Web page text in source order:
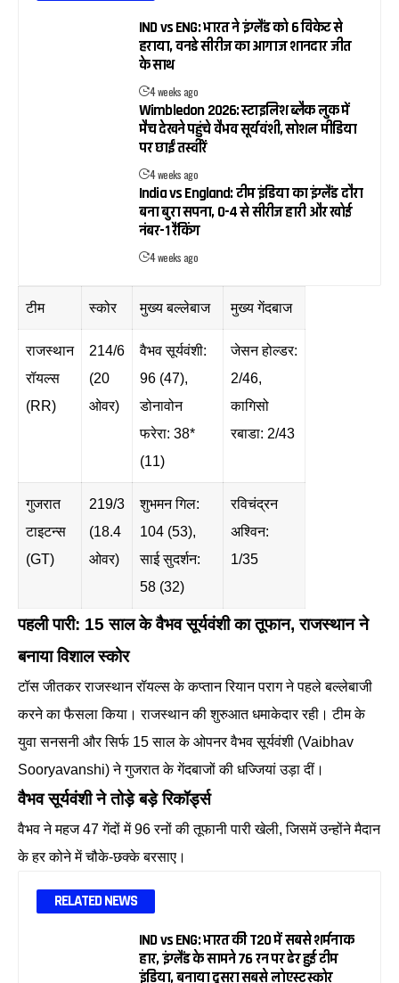
IND vs ENG: भारत ने इंग्लैंड को 6 विकेट से
हराया, वनडे सीरीज का आगाज शानदार जीत
के साथ
4 weeks ago
Wimbledon 2026: स्टाइलिश ब्लैक लुक में
मैच देखने पहुंचे वैभव सूर्यवंशी, सोशल मीडिया
पर छाईं तस्वीरें
4 weeks ago
India vs England: टीम इंडिया का इंग्लैंड दौरा
बना बुरा सपना, 0-4 से सीरीज हारी और खोई
नंबर-1 रैंकिंग
4 weeks ago
टीम स्कोर मुख्य बल्लेबाज मुख्य गेंदबाज
राजस्थान
रॉयल्स
(RR)
214/6
(20
ओवर)
वैभव सूर्यवंशी:
96 (47),
डोनावोन
फरेरा: 38*
(11)
जेसन होल्डर:
2/46,
कागिसो
रबाडा: 2/43
गुजरात
टाइटन्स
(GT)
219/3
(18.4
ओवर)
शुभमन गिल:
104 (53),
साई सुदर्शन:
58 (32)
रविचंद्रन
अश्विन:
1/35
पहली पारी: 15 साल के वैभव सूर्यवंशी का तूफान, राजस्थान ने
बनाया विशाल स्कोर
टॉस जीतकर राजस्थान रॉयल्स के कप्तान रियान पराग ने पहले बल्लेबाजी
करने का फैसला किया। राजस्थान की शुरुआत धमाकेदार रही। टीम के
युवा सनसनी और सिर्फ 15 साल के ओपनर वैभव सूर्यवंशी (Vaibhav
Sooryavanshi) ने गुजरात के गेंदबाजों की धज्जियां उड़ा दीं।
वैभव सूर्यवंशी ने तोड़े बड़े रिकॉर्ड्स
वैभव ने महज 47 गेंदों में 96 रनों की तूफानी पारी खेली, जिसमें उन्होंने मैदान
के हर कोने में चौके-छक्के बरसाए।
RELATED NEWS
IND vs ENG: भारत की T20 में सबसे शर्मनाक
हार, इंग्लैंड के सामने 76 रन पर ढेर हुई टीम
इंडिया, बनाया दूसरा सबसे लोएस्ट स्कोर